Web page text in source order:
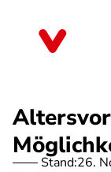
Stand:26.